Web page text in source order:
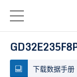
下载数据手册